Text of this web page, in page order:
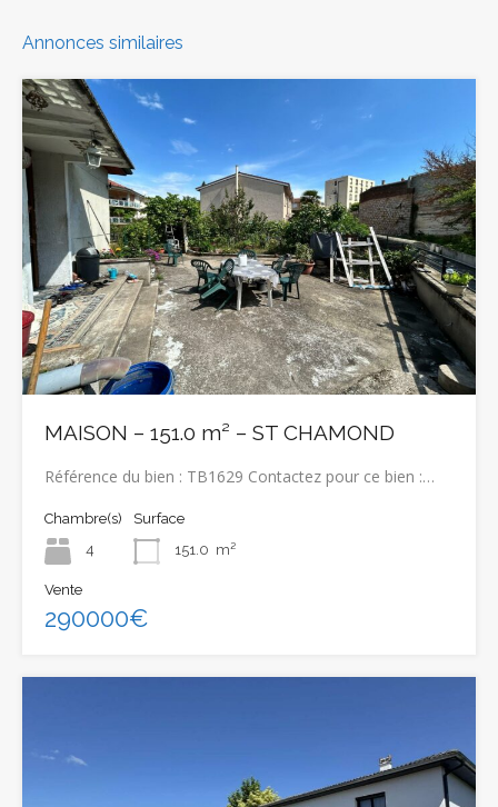
Annonces similaires
MAISON – 151.0 m² – ST CHAMOND
Référence du bien : TB1629 Contactez pour ce bien :…
Chambre(s)
4
Surface
151.0 m²
Vente
290000€